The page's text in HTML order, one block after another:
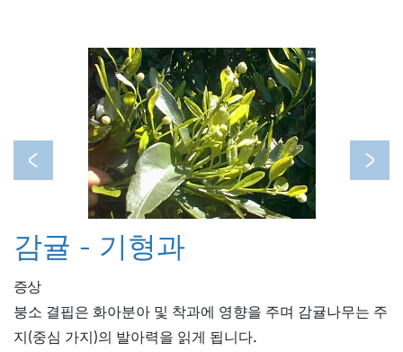
Previous Next
감귤 - 기형과
증상
붕소 결핍은 화아분아 및 착과에 영향을 주며 감귤나무는 주
지(중심 가지)의 발아력을 읽게 됩니다.